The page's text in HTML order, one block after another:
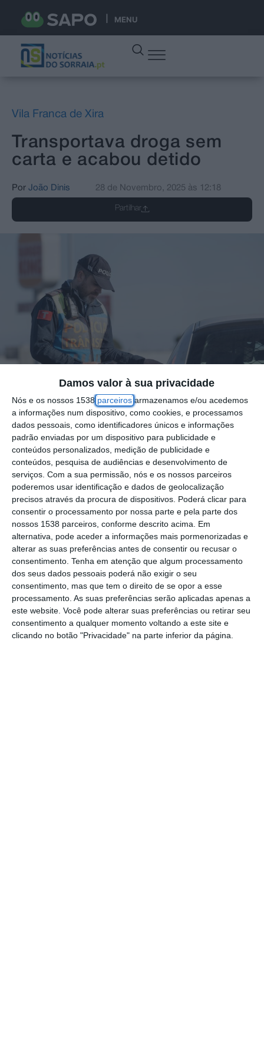
Damos valor à sua privacidade
Nós e os nossos 1538 parceiros armazenamos e/ou acedemos
a informações num dispositivo, como cookies, e processamos
dados pessoais, como identificadores únicos e informações
padrão enviadas por um dispositivo para publicidade e
conteúdos personalizados, medição de publicidade e
conteúdos, pesquisa de audiências e desenvolvimento de
serviços. Com a sua permissão, nós e os nossos parceiros
poderemos usar identificação e dados de geolocalização
precisos através da procura de dispositivos. Poderá clicar para
consentir o processamento por nossa parte e pela parte dos
nossos 1538 parceiros, conforme descrito acima. Em
alternativa, pode aceder a informações mais pormenorizadas e
alterar as suas preferências antes de consentir ou recusar o
consentimento. Tenha em atenção que algum processamento
dos seus dados pessoais poderá não exigir o seu
consentimento, mas que tem o direito de se opor a esse
processamento. As suas preferências serão aplicadas apenas a
este website. Você pode alterar suas preferências ou retirar seu
consentimento a qualquer momento voltando a este site e
clicando no botão "Privacidade" na parte inferior da página.
MENU
Vila Franca de Xira
Transportava droga sem
carta e acabou detido
Por João Dinis 28 de Novembro, 2025 às 12:18
Partilhar
O que seria uma ação de “patrulhamento
preventivo e de fiscalização rodoviária”, da
Polícia de Segurança Pública (PSP) de Vila
Franca de Xira, terminou numa detenção
“insólita”, de um condutor, que além de não
possuir carta de condução ainda
transportava na viatura cocaína.
O homem de 22 anos de idade, que
responde agora pelos crimes de tráfico de
estupefaciente e falta de habilitação legal
para conduzir, foi mandado parar durante